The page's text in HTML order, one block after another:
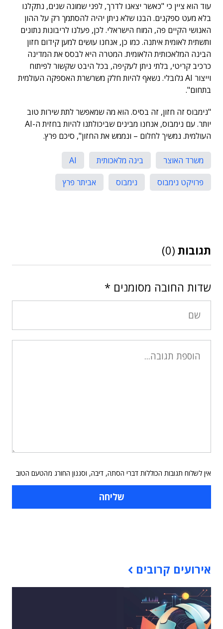
עוד הוא ציין כי "כאשר יצאנו לדרך, לפני שמונה שנים, נתקלנו
בלא מעט ספקנים. הבנו שלא ניתן יהיה להסתמך רק על ההון
האנושי הקיים פה, המוח הישראלי. לכן, פעלנו לריבונות נתונים
ותשתית לאומית איתנה. כמו כן, אנחנו עושים למען קידום חזון
הבינה המלאכותית הלאומית. המטרה היא לבסס את המדינה
כרכיב קריטי, בלתי ניתן לעקיפה, בכל היבט שקשור לפיתוח
וייצור AI גלובלי. נשאף להיות חלק משרשרת האספקה העולמית
בתחום".
"נימבוס זה חזון, זה בסיס. הוא מה שמאפשר לתת שירות טוב
יותר. עם נימבוס, אנחנו מבינים שביכולתנו להיות בחזית ה-AI
העולמית. נמשיך לחלום – ונממש את החזון", סיכם פרץ.
משרד האוצר בינה מלאכותית
AI
פרויקט נימבוס
נימבוס אביתר פרץ
תגובות (0)
שדות החובה מסומנים *
אין לשלוח תגובות הכוללות דברי הסתה, דיבה, וסגנון החורג מהטעם הטוב
אירועים קרובים